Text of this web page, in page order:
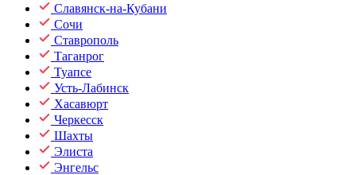
Славянск-на-Кубани
Сочи
Ставрополь
Таганрог
Туапсе
Усть-Лабинск
Хасавюрт
Черкесск
Шахты
Элиста
Энгельс